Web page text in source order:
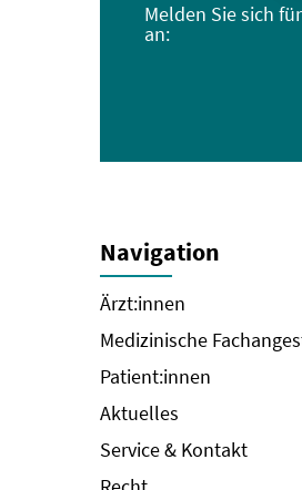
Melden Sie sich
an:
Navigation
Ärzt:innen
Medizinische
Patient:innen
Aktuelles
Service & Kontakt